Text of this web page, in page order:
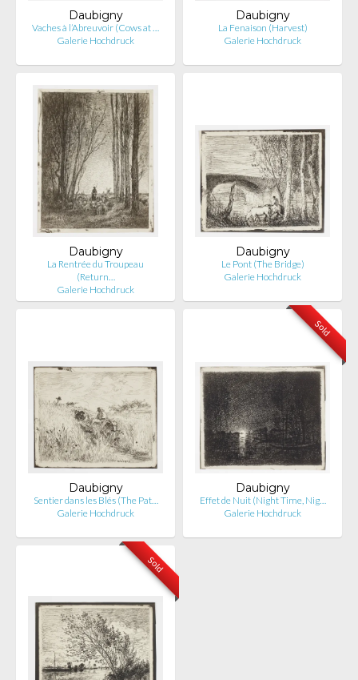
Daubigny
Vaches à l’Abreuvoir (Cows at …
Galerie Hochdruck
Daubigny
La Fenaison (Harvest)
Galerie Hochdruck
Daubigny
La Rentrée du Troupeau
(Return…
Galerie Hochdruck
Daubigny
Le Pont (The Bridge)
Galerie Hochdruck
Daubigny
Sentier dans les Blés (The Pat…
Galerie Hochdruck
Sold
Daubigny
Effet de Nuit (Night Time, Nig…
Galerie Hochdruck
Sold